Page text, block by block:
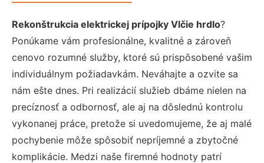
Rekonštrukcia elektrickej prípojky Vlčie hrdlo?
Ponúkame vám profesionálne, kvalitné a zároveň
cenovo rozumné služby, ktoré sú prispôsobené vašim
individuálnym požiadavkám. Neváhajte a ozvite sa
nám ešte dnes. Pri realizácií služieb dbáme nielen na
precíznosť a odbornosť, ale aj na dôslednú kontrolu
vykonanej práce, pretože si uvedomujeme, že aj malé
pochybenie môže spôsobiť nepríjemné a zbytočné
komplikácie. Medzi naše firemné hodnoty patrí